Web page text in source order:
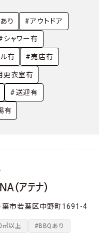
やってみた
り #アウトドア
シャワー有
有 #売店有
更衣室有
#送迎有
有
（アテナ）
葉市若葉区中野町1691-4
以上
#BBQあり